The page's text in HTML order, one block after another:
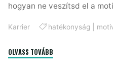
hogyan ne veszítsd el a
Karrier hatékonyság|
OLVASS TOVÁBB